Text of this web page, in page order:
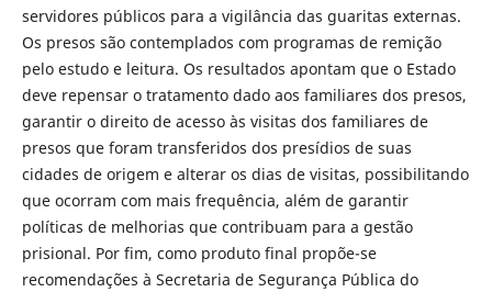
servidores públicos para a vigilância das guaritas externas.
Os presos são contemplados com programas de remição
pelo estudo e leitura. Os resultados apontam que o Estado
deve repensar o tratamento dado aos familiares dos presos,
garantir o direito de acesso às visitas dos familiares de
presos que foram transferidos dos presídios de suas
cidades de origem e alterar os dias de visitas, possibilitando
que ocorram com mais frequência, além de garantir
políticas de melhorias que contribuam para a gestão
prisional. Por fim, como produto final propõe-se
recomendações à Secretaria de Segurança Pública do